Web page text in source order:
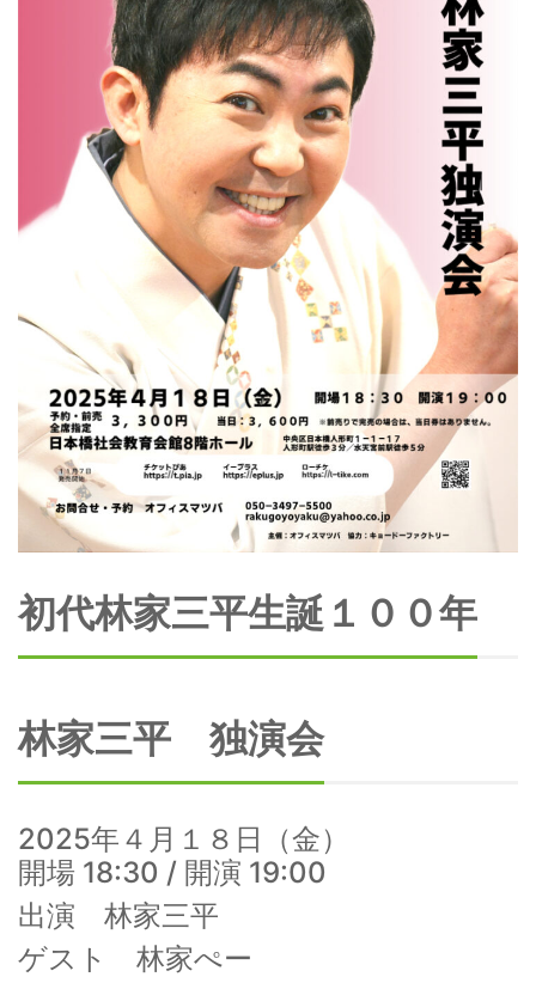
初代林家三平生誕１００年
林家三平 独演会
2025年４月１８日（金）
開場 18:30 / 開演 19:00
出演 林家三平
ゲスト 林家ぺー